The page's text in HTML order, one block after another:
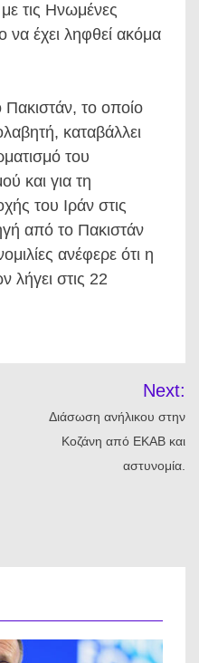
με τις Ηνωμένες
να έχει ληφθεί ακόμα
το οποίο
καταβάλλει
του
και για τη
του Ιράν στις
από το Πακιστάν
ανέφερε ότι η
λήγει στις 22
Next:
Διάσωση ανήλικου στην
Κοζάνη από ΕΚΑΒ και
αστυνομία.